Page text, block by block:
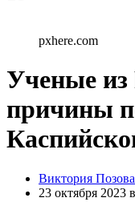
pxhere.com
Ученые из
причины
Posted
by
Виктория Позова
23 октября 2023